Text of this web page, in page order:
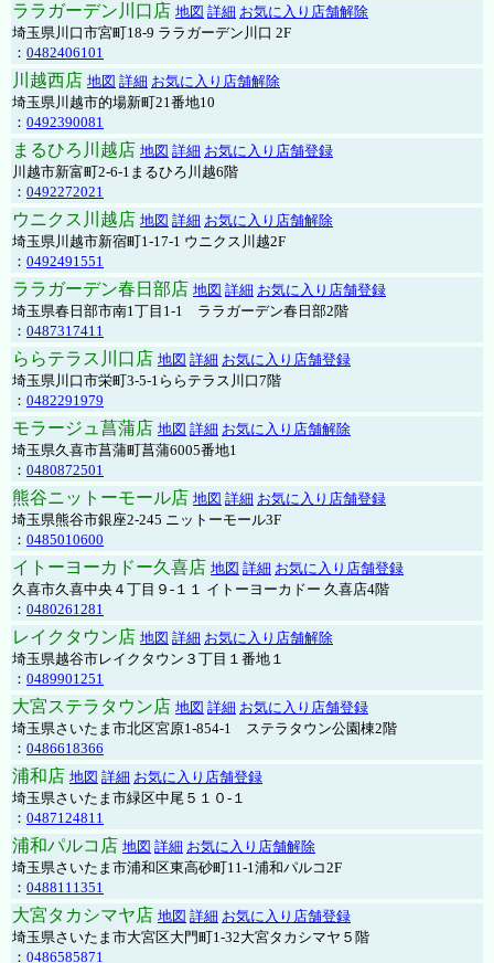
ララガーデン川口店 地図 詳細 お気に入り店舗解除
埼玉県川口市宮町18-9 ララガーデン川口 2F
： 0482406101
川越西店 地図 詳細 お気に入り店舗解除
埼玉県川越市的場新町21番地10
： 0492390081
まるひろ川越店 地図 詳細 お気に入り店舗登録
川越市新富町2-6-1まるひろ川越6階
： 0492272021
ウニクス川越店 地図 詳細 お気に入り店舗解除
埼玉県川越市新宿町1-17-1 ウニクス川越2F
： 0492491551
ララガーデン春日部店 地図 詳細 お気に入り店舗登録
埼玉県春日部市南1丁目1-1 ララガーデン春日部2階
： 0487317411
ららテラス川口店 地図 詳細 お気に入り店舗登録
埼玉県川口市栄町3-5-1ららテラス川口7階
： 0482291979
モラージュ菖蒲店 地図 詳細 お気に入り店舗解除
埼玉県久喜市菖蒲町菖蒲6005番地1
： 0480872501
熊谷ニットーモール店 地図 詳細 お気に入り店舗登録
埼玉県熊谷市銀座2-245 ニットーモール3F
： 0485010600
イトーヨーカドー久喜店 地図 詳細 お気に入り店舗登録
久喜市久喜中央４丁目９-１１ イトーヨーカドー 久喜店4階
： 0480261281
レイクタウン店 地図 詳細 お気に入り店舗解除
埼玉県越谷市レイクタウン３丁目１番地１
： 0489901251
大宮ステラタウン店 地図 詳細 お気に入り店舗登録
埼玉県さいたま市北区宮原1-854-1 ステラタウン公園棟2階
： 0486618366
浦和店 地図 詳細 お気に入り店舗登録
埼玉県さいたま市緑区中尾５１０-１
： 0487124811
浦和パルコ店 地図 詳細 お気に入り店舗解除
埼玉県さいたま市浦和区東高砂町11-1浦和パルコ2F
： 0488111351
大宮タカシマヤ店 地図 詳細 お気に入り店舗登録
埼玉県さいたま市大宮区大門町1-32大宮タカシマヤ５階
： 0486585871